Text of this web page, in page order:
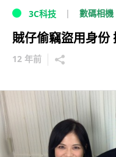
3C科技 數碼相機
賊仔偷竊盜用身份
12 年前